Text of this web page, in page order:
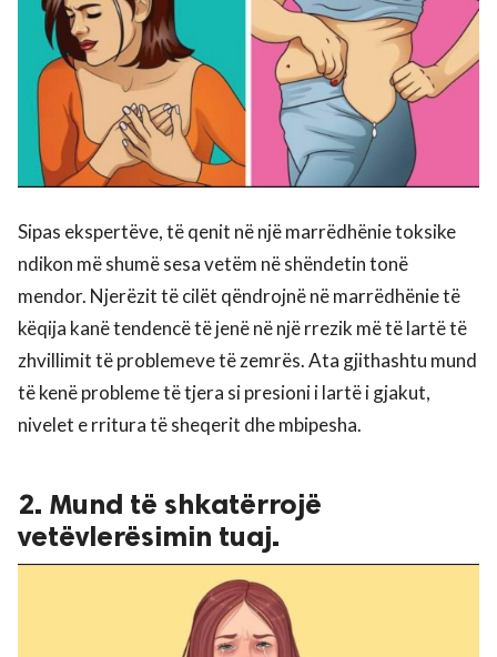
Sipas ekspertëve, të qenit në një marrëdhënie toksike
ndikon më shumë sesa vetëm në shëndetin tonë
mendor. Njerëzit të cilët qëndrojnë në marrëdhënie të
këqija kanë tendencë të jenë në një rrezik më të lartë të
zhvillimit të problemeve të zemrës. Ata gjithashtu mund
të kenë probleme të tjera si presioni i lartë i gjakut,
nivelet e rritura të sheqerit dhe mbipesha.
2. Mund të shkatërrojë
vetëvlerësimin tuaj.